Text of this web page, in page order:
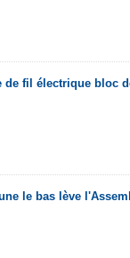
de fil électrique bloc
le bas lève